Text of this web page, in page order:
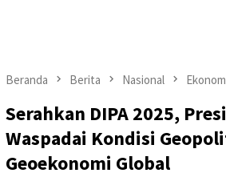
Beranda Berita Nasional
Serahkan DIPA 2025,
Waspadai Kondisi
Geoekonomi Global